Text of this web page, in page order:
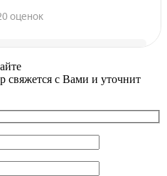
свяжется с Вами и уточнит